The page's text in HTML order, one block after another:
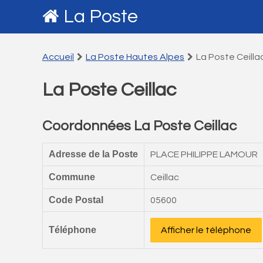
La Poste
Accueil La Poste Hautes Alpes La Poste
La Poste Ceillac
Coordonnées La Poste Ceillac
Adresse de la Poste PLACE PHILIPPE LAMOUR
Commune Ceillac
Code Postal 05600
Téléphone Afficher le téléphone